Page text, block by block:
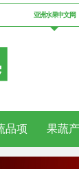
亚洲水果中文网
品项 果蔬